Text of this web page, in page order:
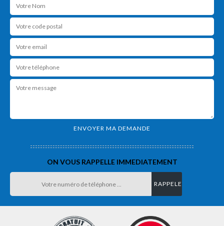
ON VOUS RAPPELLE IMMEDIATEMENT